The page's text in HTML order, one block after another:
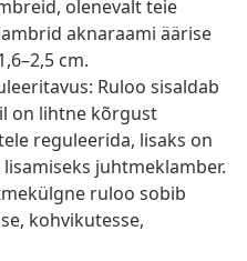
olenevalt teie
aknaraami äärise
cm.
Ruloo sisaldab
on lihtne kõrgust
reguleerida, lisaks on
juhtmeklamber.
ruloo sobib
kohvikutesse,